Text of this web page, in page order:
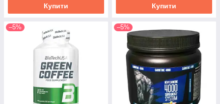
Купити Купити
–5% –5%